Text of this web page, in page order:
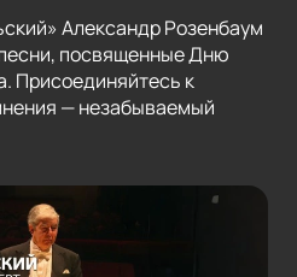
Александр Розенбаум
посвященные Дню
Присоединяйтесь к
— незабываемый